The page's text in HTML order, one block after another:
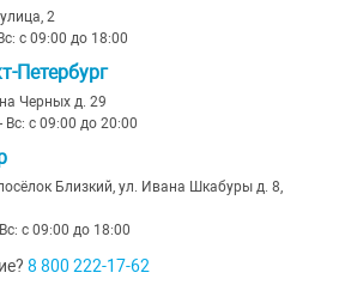
2
с 09:00 до 18:00
Петербург
Черных д. 29
с 09:00 до 20:00
Близкий, ул. Ивана Шкабуры д. 8,
с 09:00 до 18:00
8 800 222-17-62